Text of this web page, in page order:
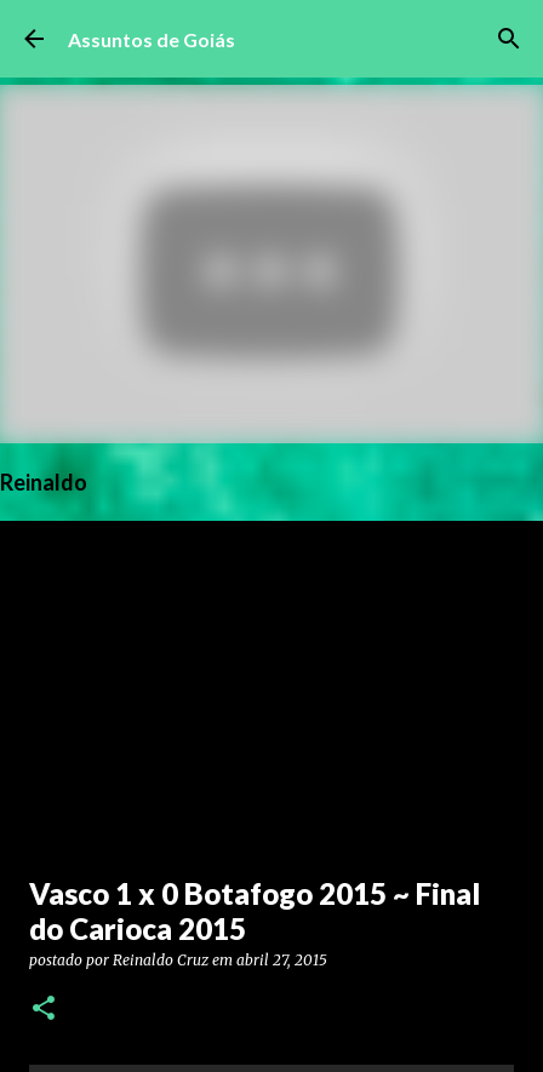
Pular para o conteúdo principal
Assuntos de Goiás
Reinaldo
Vasco 1 x 0 Botafogo 2015 ~ Final
do Carioca 2015
postado por Reinaldo Cruz em abril 27, 2015